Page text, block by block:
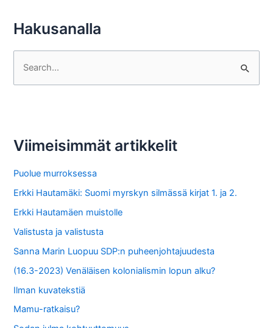
Hakusanalla
h
:
Viimeisimmät artikkelit
Puolue murroksessa
Erkki Hautamäki: Suomi myrskyn silmässä kirjat 1. ja 2.
Erkki Hautamäen muistolle
Valistusta ja valistusta
Sanna Marin Luopuu SDP:n puheenjohtajuudesta
(16.3-2023) Venäläisen kolonialismin lopun alku?
Ilman kuvatekstiä
Mamu-ratkaisu?